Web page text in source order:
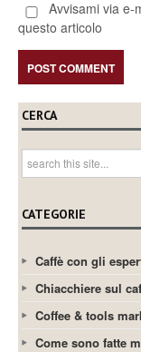
Avvisami via e-
questo articolo
CERCA
CATEGORIE
Caffè con gli
Chiacchiere sul
Coffee & tools
Come sono fatte